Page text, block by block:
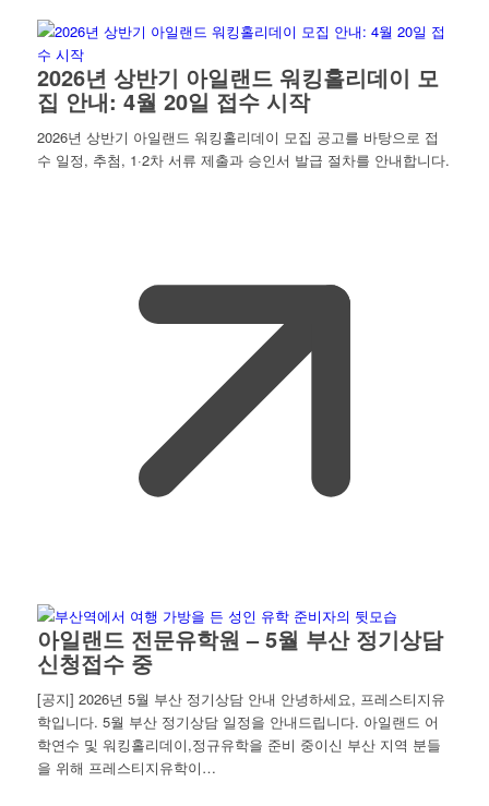
2026년 상반기 아일랜드 워킹홀리데이 모
집 안내: 4월 20일 접수 시작
2026년 상반기 아일랜드 워킹홀리데이 모집 공고를 바탕으로 접
수 일정, 추첨, 1·2차 서류 제출과 승인서 발급 절차를 안내합니다.
아일랜드 전문유학원 – 5월 부산 정기상담
신청접수 중
[공지] 2026년 5월 부산 정기상담 안내 안녕하세요, 프레스티지유
학입니다. 5월 부산 정기상담 일정을 안내드립니다. 아일랜드 어
학연수 및 워킹홀리데이,정규유학을 준비 중이신 부산 지역 분들
을 위해 프레스티지유학이…